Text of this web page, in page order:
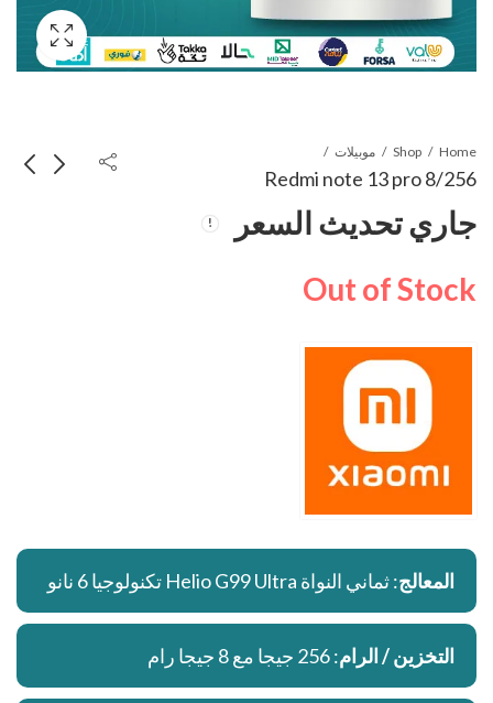
Home
Shop موبيلات
Redmi note 13 pro 8/256
جاري تحديث السعر
Out of Stock
المعالج: ثماني النواة Helio G99 Ultra تكنولوجيا 6 نانو
التخزين / الرام: 256 جيجا مع 8 جيجا رام